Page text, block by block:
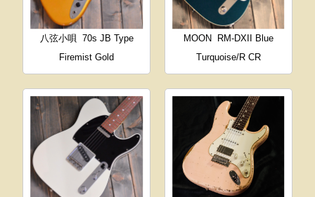
八弦小唄 70s JB Type
Firemist Gold
MOON
RM-DXII Blue
Turquoise/R CR